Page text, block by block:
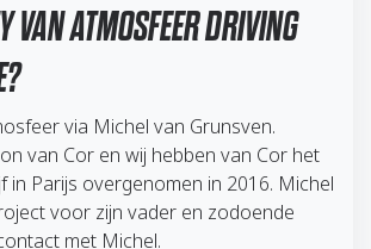
VAN ATMOSFEER DRIVING
via Michel van Grunsven.
van Cor en wij hebben van Cor het
in Parijs overgenomen in 2016. Michel
voor zijn vader en zodoende
met Michel.